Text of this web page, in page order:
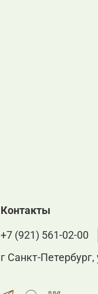
Контакты
+7 (921) 561-02-00
г Санкт-